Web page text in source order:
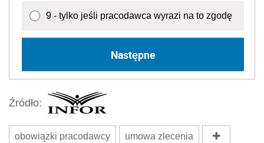
9 - tylko jeśli pracodawca wyrazi na to zgodę
Następne
Źródło:
obowiązki pracodawcy umowa zlecenia